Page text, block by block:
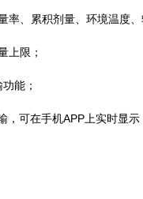
、累积剂量、环境温度、
限；
能；
可在手机APP上实时显示